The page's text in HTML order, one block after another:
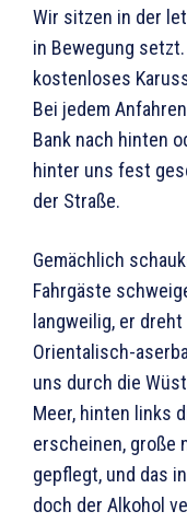
Wir sitzen in der
in Bewegung
kostenloses
Bei jedem
Bank nach hinten
hinter uns fest
der Straße.
Gemächlich
Fahrgäste
langweilig, er
Orientalisch-
uns durch die
Meer, hinten links
erscheinen, große
gepflegt, und das
doch der Alkohol